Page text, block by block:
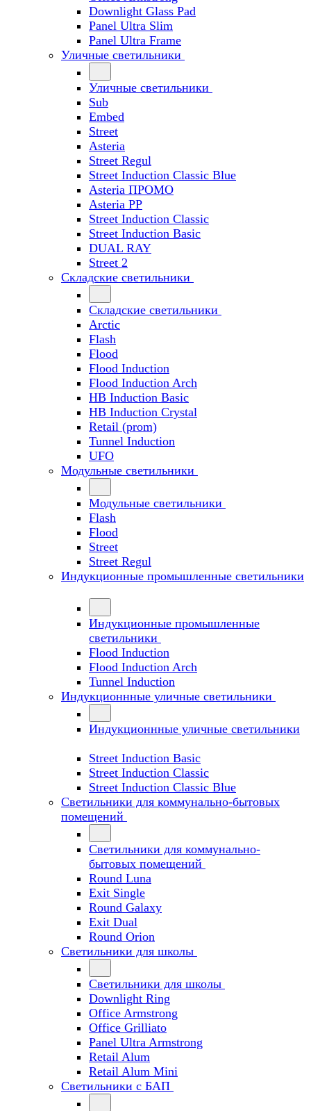
Downlight Glass Pad
Panel Ultra Slim
Panel Ultra Frame
Уличные светильники
Уличные светильники
Sub
Embed
Street
Asteria
Street Regul
Street Induction Classic Blue
Asteria ПРОМО
Asteria PP
Street Induction Classic
Street Induction Basic
DUAL RAY
Street 2
Складские светильники
Складские светильники
Arctic
Flash
Flood
Flood Induction
Flood Induction Arch
HB Induction Basic
HB Induction Crystal
Retail (prom)
Tunnel Induction
UFO
Модульные светильники
Модульные светильники
Flash
Flood
Street
Street Regul
Индукционные промышленные светильники
Индукционные промышленные
светильники
Flood Induction
Flood Induction Arch
Tunnel Induction
Индукционнные уличные светильники
Индукционнные уличные светильники
Street Induction Basic
Street Induction Classic
Street Induction Classic Blue
Светильники для коммунально-бытовых
помещений
Светильники для коммунально-
бытовых помещений
Round Luna
Exit Single
Round Galaxy
Exit Dual
Round Orion
Светильники для школы
Светильники для школы
Downlight Ring
Office Armstrong
Office Grilliato
Panel Ultra Armstrong
Retail Alum
Retail Alum Mini
Светильники с БАП